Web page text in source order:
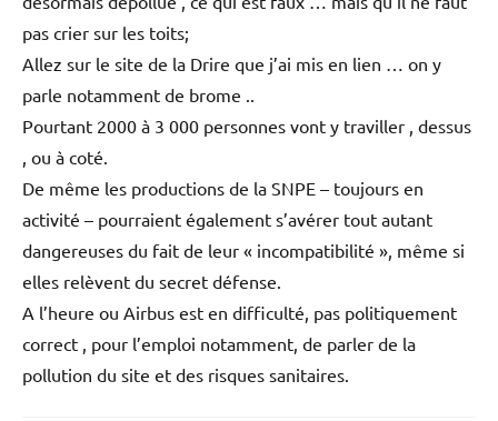
Comment peut-on accepter que la presse Française soit
détenues en quasi-totalité par des groupes d’armement ?
Elisabeth dit :
6 décembre 2006 à 18:07
j’ai encore lu hier un journal édite par le Conseil général
de Midi – Pyrénées qui mentionnait que le site AZF était
désormais dépollué , ce qui est faux … mais qu’il ne faut
pas crier sur les toits;
Allez sur le site de la Drire que j’ai mis en lien … on y